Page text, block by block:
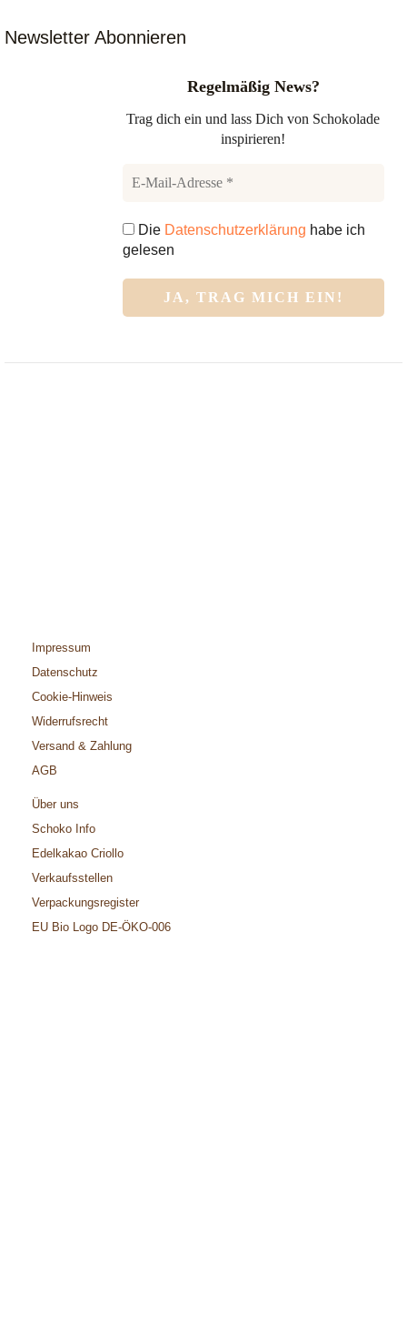
Newsletter Abonnieren
Regelmäßig News?
Trag dich ein und lass Dich von Schokolade
inspirieren!
Die Datenschutzerklärung habe ich
gelesen
Impressum
Datenschutz
Cookie-Hinweis
Widerrufsrecht
Versand & Zahlung
AGB
Über uns
Schoko Info
Edelkakao Criollo
Verkaufsstellen
Verpackungsregister
EU Bio Logo DE-ÖKO-006